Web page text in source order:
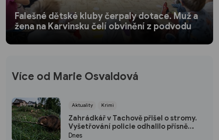
Falešné dětské kluby čerpaly dotace. Muž a
žena na Karvinsku čelí obvinění z podvodu
Více od Marie Osvaldová
Aktuality Krimi
Zahrádkář v Tachově přišel o stromy.
Vyšetřování policie odhalilo přísně
chráněného viníka
Dnes